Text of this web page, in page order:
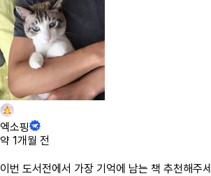
엑소핑
약 1개월 전
이번 도서전에서 가장 기억에 남는 책 추천해주